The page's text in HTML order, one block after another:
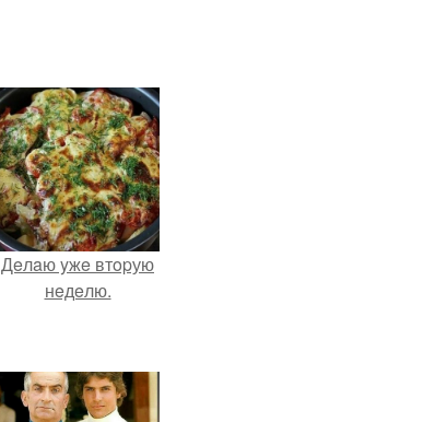
Дeлaю yжe втopую
нeдeлю.